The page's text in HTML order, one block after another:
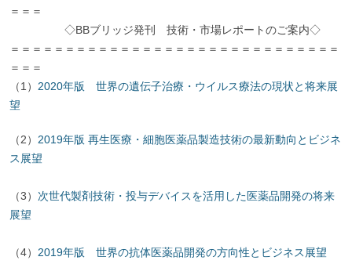
＝＝＝
◇BBブリッジ発刊 技術・市場レポートのご案内◇
＝＝＝＝＝＝＝＝＝＝＝＝＝＝＝＝＝＝＝＝＝＝＝＝＝＝＝＝＝＝
＝＝＝
（1） 2020年版 世界の遺伝子治療・ウイルス療法の現状と将来展
望
（2） 2019年版 再生医療・細胞医薬品製造技術の最新動向とビジネ
ス展望
（3） 次世代製剤技術・投与デバイスを活用した医薬品開発の将来
展望
（4） 2019年版 世界の抗体医薬品開発の方向性とビジネス展望